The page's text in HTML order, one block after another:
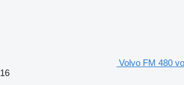
Volvo FM 480
16